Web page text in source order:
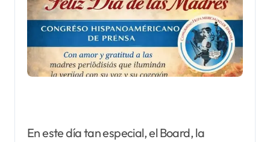
En este día tan especial, el Board, la